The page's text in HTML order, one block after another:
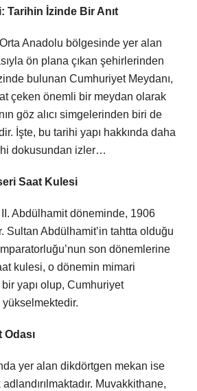
Tarihin İzinde Bir Anıt
Anadolu bölgesinde yer alan
ön plana çıkan şehirlerinden
bulunan Cumhuriyet Meydanı,
çeken önemli bir meydan olarak
göz alıcı simgelerinden biri de
İşte, bu tarihi yapı hakkında daha
dokusundan izler…
Saat Kulesi
Abdülhamit döneminde, 1906
Sultan Abdülhamit’in tahtta olduğu
son dönemlerine
kulesi, o dönemin mimari
yapı olup, Cumhuriyet
yükselmektedir.
yer alan dikdörtgen mekan ise
Muvakkithane,